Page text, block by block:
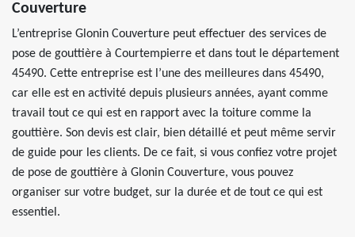
Couverture
L’entreprise Glonin Couverture peut effectuer des services de
pose de gouttière à Courtempierre et dans tout le département
45490. Cette entreprise est l’une des meilleures dans 45490,
car elle est en activité depuis plusieurs années, ayant comme
travail tout ce qui est en rapport avec la toiture comme la
gouttière. Son devis est clair, bien détaillé et peut même servir
de guide pour les clients. De ce fait, si vous confiez votre projet
de pose de gouttière à Glonin Couverture, vous pouvez
organiser sur votre budget, sur la durée et de tout ce qui est
essentiel.